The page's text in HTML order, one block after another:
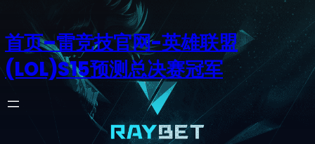
首页–雷竞技官网-英雄联盟
(LOL)S15预测总决赛冠军